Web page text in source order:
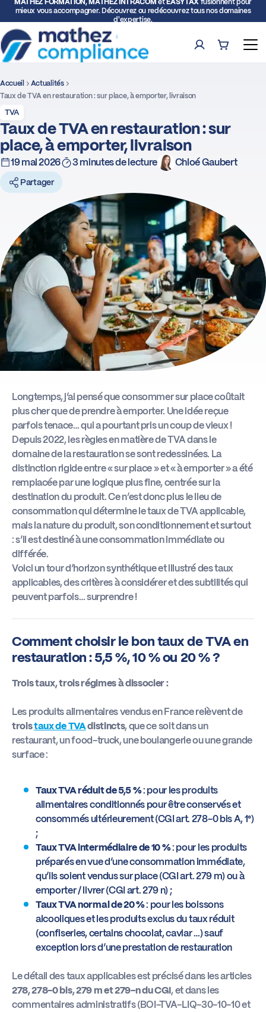
mieux vous accompagner. Découvrez ou redécouvrez tous nos domaines
d'expertise.
ComptePanier (0)
Expertise TVA et Douane
Facturation électronique
Représentation fiscale
Déclarations intracommunautaires
Actus
Boîte à outils
Accueil
Actualités
Taux de TVA en restauration : sur place, à emporter, livraison
TVA
Taux de TVA en restauration : sur
place, à emporter, livraison
19 mai 2026 3 minutes de lecture Chloé Gaubert
Partager
Longtemps, j’ai pensé que consommer sur place coûtait
plus cher que de prendre à emporter. Une idée reçue
parfois tenace… qui a pourtant pris un coup de vieux !
Depuis 2022, les règles en matière de TVA dans le
domaine de la restauration se sont redessinées. La
distinction rigide entre « sur place » et « à emporter » a été
remplacée par une logique plus fine, centrée sur la
destination du produit. Ce n’est donc plus le lieu de
consommation qui détermine le taux de TVA applicable,
mais la nature du produit, son conditionnement et surtout
: s’il est destiné à une consommation immédiate ou
différée.
Voici un tour d’horizon synthétique et illustré des taux
applicables, des critères à considérer et des subtilités qui
peuvent parfois… surprendre !
Comment choisir le bon taux de TVA en
restauration : 5,5 %, 10 % ou 20 % ?
Trois taux, trois régimes à dissocier :
Les produits alimentaires vendus en France relèvent de
troistaux de TVAdistincts, que ce soit dans un
restaurant, un food-truck, une boulangerie ou une grande
surface :
Taux TVA réduit de 5,5 %: pour les produits
alimentaires conditionnés pour être conservés et
consommés ultérieurement (CGI art. 278-0 bis A, 1°)
;
Taux TVA intermédiaire de 10 %: pour les produits
préparés en vue d’une consommation immédiate,
qu’ils soient vendus sur place (CGI art. 279 m) ou à
emporter / livrer (CGI art. 279 n) ;
Taux TVA normal de 20 %: pour les boissons
alcooliques et les produits exclus du taux réduit
(confiseries, certains chocolat, caviar …) sauf
exception lors d’une prestation de restauration
Le détail des taux applicables est précisé dans les articles
278, 278-0 bis, 279 m et 279-n du CGI, et dans les
commentaires administratifs (BOI-TVA-LIQ-30-10-10 et